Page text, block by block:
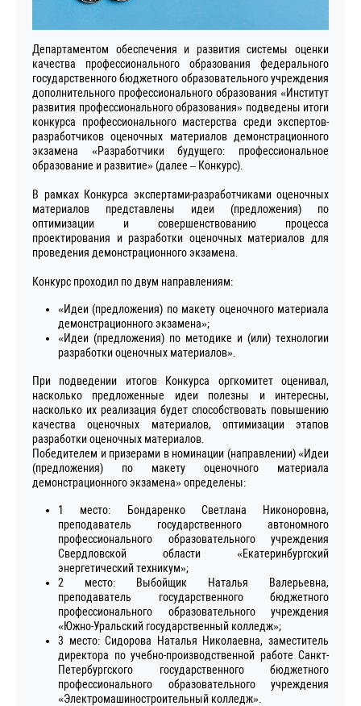
Департаментом обеспечения и развития системы оценки
качества профессионального образования федерального
государственного бюджетного образовательного учреждения
дополнительного профессионального образования «Институт
развития профессионального образования» подведены итоги
конкурса профессионального мастерства среди экспертов-
разработчиков оценочных материалов демонстрационного
экзамена «Разработчики будущего: профессиональное
образование и развитие» (далее – Конкурс).
В рамках Конкурса экспертами-разработчиками оценочных
материалов представлены идеи (предложения) по
оптимизации и совершенствованию процесса
проектирования и разработки оценочных материалов для
проведения демонстрационного экзамена.
Конкурс проходил по двум направлениям:
«Идеи (предложения) по макету оценочного материала
демонстрационного экзамена»;
«Идеи (предложения) по методике и (или) технологии
разработки оценочных материалов».
При подведении итогов Конкурса оргкомитет оценивал,
насколько предложенные идеи полезны и интересны,
насколько их реализация будет способствовать повышению
качества оценочных материалов, оптимизации этапов
разработки оценочных материалов.
Победителем и призерами в номинации (направлении) «Идеи
(предложения) по макету оценочного материала
демонстрационного экзамена» определены:
1 место: Бондаренко Светлана Никоноровна,
преподаватель государственного автономного
профессионального образовательного учреждения
Свердловской области «Екатеринбургский
энергетический техникум»;
2 место: Выбойщик Наталья Валерьевна,
преподаватель государственного бюджетного
профессионального образовательного учреждения
«Южно-Уральский государственный колледж»;
3 место: Сидорова Наталья Николаевна, заместитель
директора по учебно-производственной работе Санкт-
Петербургского государственного бюджетного
профессионального образовательного учреждения
«Электромашиностроительный колледж».